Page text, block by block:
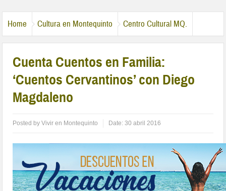
Home Cultura en Montequinto Centro Cultural MQ.
Cuenta Cuentos en Familia:
‘Cuentos Cervantinos’ con Diego
Magdaleno
Posted byVivir en Montequinto Date:30 abril 2016